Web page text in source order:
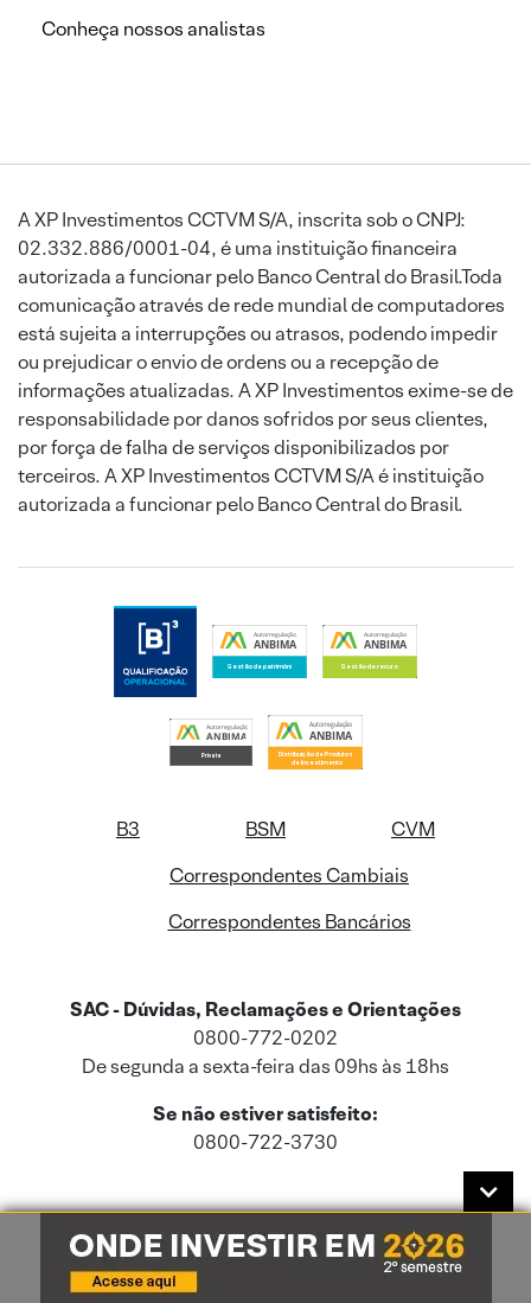
Conheça nossos analistas
A XP Investimentos CCTVM S/A, inscrita sob o CNPJ:
02.332.886/0001-04, é uma instituição financeira
autorizada a funcionar pelo Banco Central do Brasil.Toda
comunicação através de rede mundial de computadores
está sujeita a interrupções ou atrasos, podendo impedir
ou prejudicar o envio de ordens ou a recepção de
informações atualizadas. A XP Investimentos exime-se de
responsabilidade por danos sofridos por seus clientes,
por força de falha de serviços disponibilizados por
terceiros. A XP Investimentos CCTVM S/A é instituição
autorizada a funcionar pelo Banco Central do Brasil.
B3 BSM
CVM
Correspondentes Cambiais
Correspondentes Bancários
SAC - Dúvidas, Reclamações e Orientações
0800-772-0202
De segunda a sexta-feira das 09hs às 18hs
Se não estiver satisfeito:
0800-722-3730
Este site usa cookies e dados pessoais de acordo com a nossaPolítica de
Cookies
e a nossaPolítica de Privacidade.